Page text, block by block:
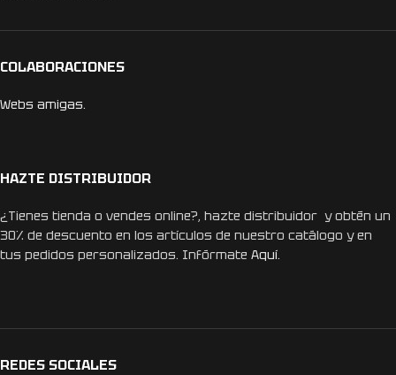
COLABORACIONES
Webs amigas.
HAZTE DISTRIBUIDOR
¿Tienes tienda o vendes online?, hazte distribuidor y obtén un
30% de descuento en los artículos de nuestro catálogo y en
tus pedidos personalizados. Infórmate Aquí.
REDES SOCIALES